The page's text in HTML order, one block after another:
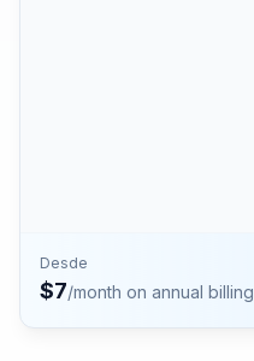
Desde
$7/month on annual billing